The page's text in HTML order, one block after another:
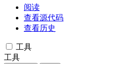
阅读
查看源代码
查看历史
工具
工具